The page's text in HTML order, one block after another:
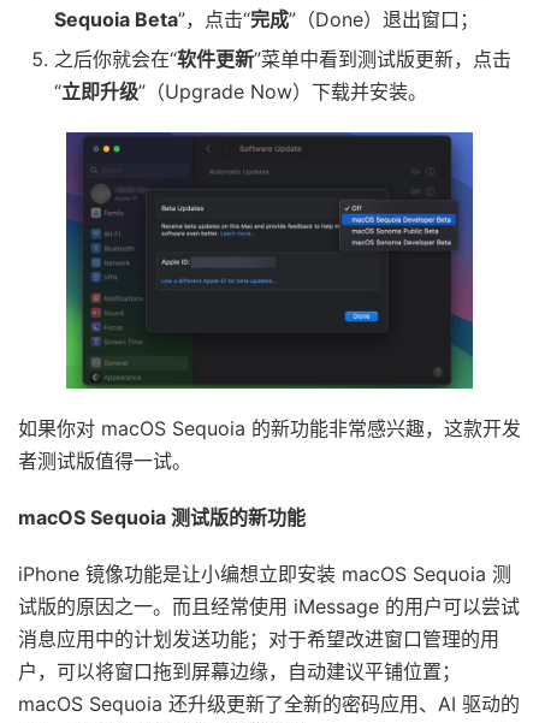
Sequoia Beta”，点击“完成”（Done）退出窗口；
之后你就会在“软件更新”菜单中看到测试版更新，点击
“立即升级”（Upgrade Now）下载并安装。
如果你对 macOS Sequoia 的新功能非常感兴趣，这款开发
者测试版值得一试。
macOS Sequoia 测试版的新功能
iPhone 镜像功能是让小编想立即安装 macOS Sequoia 测
试版的原因之一。而且经常使用 iMessage 的用户可以尝试
消息应用中的计划发送功能；对于希望改进窗口管理的用
户，可以将窗口拖到屏幕边缘，自动建议平铺位置；
macOS Sequoia 还升级更新了全新的密码应用、AI 驱动的